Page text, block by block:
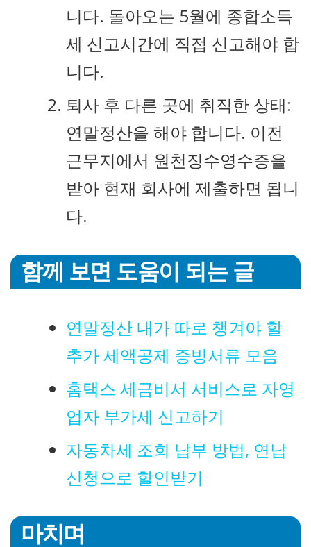
니다. 돌아오는 5월에 종합소득
세 신고시간에 직접 신고해야 합
니다.
퇴사 후 다른 곳에 취직한 상태:
연말정산을 해야 합니다. 이전
근무지에서 원천징수영수증을
받아 현재 회사에 제출하면 됩니
다.
함께 보면 도움이 되는 글
연말정산 내가 따로 챙겨야 할
추가 세액공제 증빙서류 모음
홈택스 세금비서 서비스로 자영
업자 부가세 신고하기
자동차세 조회 납부 방법, 연납
신청으로 할인받기
마치며